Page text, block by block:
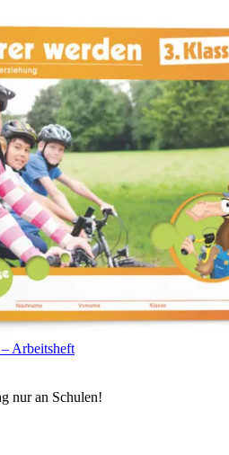
Arbeitsheft
nur an Schulen!